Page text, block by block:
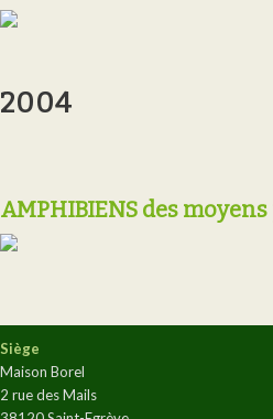
2004
AMPHIBIENS des
Siège
Maison Borel
2 rue des Mails